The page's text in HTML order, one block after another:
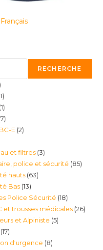
Français
RECHERCHE
11
produits
11
produit
77
produits
E 22
et filtres 33
produits
police et sécurité 8585
hauts 6363
Bas 1313
produits
Police Sécurité 1818
produits
et trousses médicales 2626
et Alpiniste 55
1717
produits
d'urgence 88